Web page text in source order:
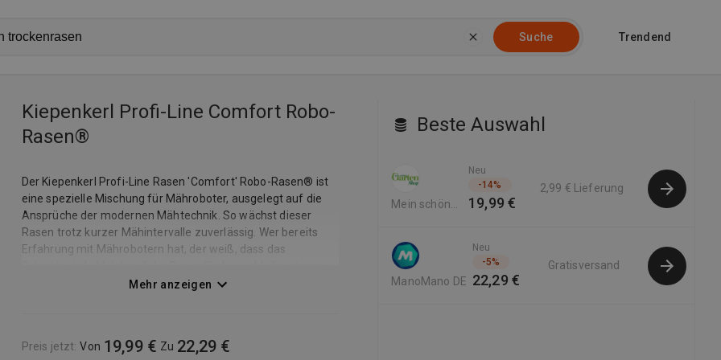
Suche Trendend
Kiepenkerl Profi-Line Comfort Robo-
Rasen®
Der Kiepenkerl Profi-Line Rasen 'Comfort' Robo-Rasen® ist
eine spezielle Mischung für Mähroboter, ausgelegt auf die
Ansprüche der modernen Mähtechnik. So wächst dieser
Rasen trotz kurzer Mähintervalle zuverlässig. Wer bereits
Erfahrung mit Mährobotern hat, der weiß, dass das
einer Sammelvorrichtung für den Grasschnitt gesammelt zu
Traumrasen genießen! Diese Mischung toleriert den in der
Mehr anzeigen
Preis jetzt: Von 19,99 € Zu 22,29 €
Beste Auswahl
Mein schöner
Neu
-14%
19,99 €
2,99 € Lieferung
ManoMano DE
Neu
-5%
22,29 €
Gratisversand